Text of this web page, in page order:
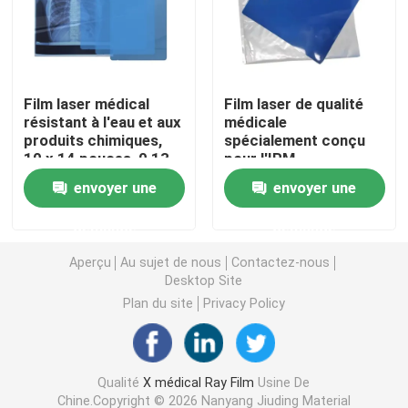
Laser X Ray Film
Film sec médical
Film de rayon de l'ANIMAL FAMILIER X
papier de photo de rc
Film de transfert de chaleur
film thermique médical
Film laser médical
résistant à l'eau et aux
produits chimiques,
10 x 14 pouces, 0,13
mm, adapté à une
utilisation dans des
environnements
envoyer une
Film laser de qualité
médicale
spécialement conçu
pour l'IRM
fonctionnelle, 12x16in,
0,14mm, capture des
activités cérébrales
envoyer une
Aperçu Au sujet de nous
Contactez-nous
Desktop Site
Plan du site
Privacy Policy
QualitéX médical Ray Film Usine De
Chine.Copyright © 2026 Nanyang Jiuding Material